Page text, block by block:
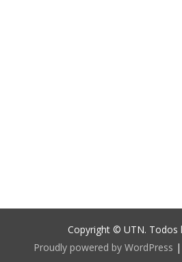
Copyright © UTN. Todos
Proudly powered by WordPress |